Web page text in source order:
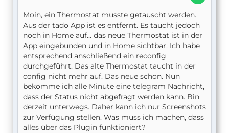
Moin, ein Thermostat musste getauscht werden.
Aus der tado App ist es entfernt. Es taucht jedoch
noch in Home auf... das neue Thermostat ist in der
App eingebunden und in Home sichtbar. Ich habe
entsprechend anschließend ein reconfig
durchgeführt. Das alte Thermostat taucht in der
config nicht mehr auf. Das neue schon. Nun
bekomme ich alle Minute eine telegram Nachricht,
dass der Status nicht abgefragt werden kann. Bin
derzeit unterwegs. Daher kann ich nur Screenshots
zur Verfügung stellen. Was muss ich machen, dass
alles über das Plugin funktioniert?